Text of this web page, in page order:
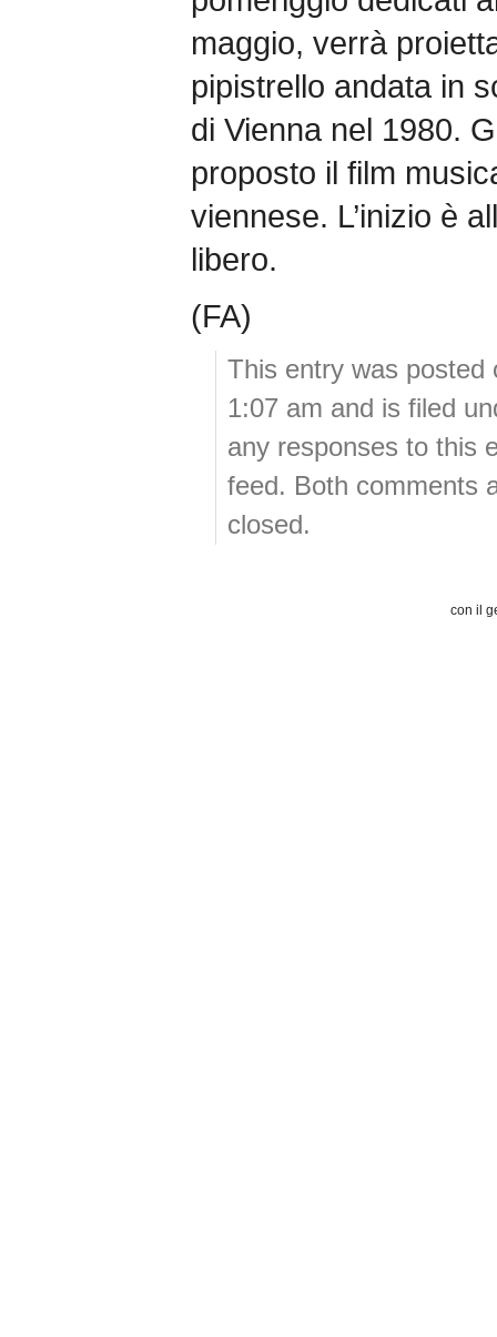
maggio, verrà
pipistrello andata in
di Vienna nel 1980.
proposto il film
viennese. L’inizio è
libero.
(FA)
This entry was posted
1:07 am and is filed
any responses to this
feed. Both comments
closed.
con il